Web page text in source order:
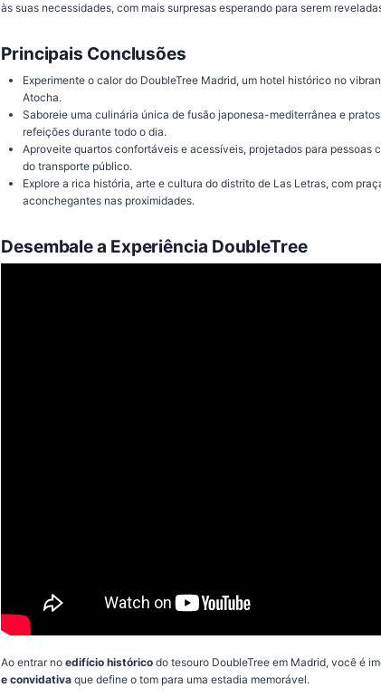
às suas necessidades, com mais surpresas esperando para serem
Principais Conclusões
Experimente o calor do DoubleTree Madrid, um hotel histórico no
Atocha.
Saboreie uma culinária única de fusão japonesa-mediterrânea e
refeições durante todo o dia.
Aproveite quartos confortáveis e acessíveis, projetados para
do transporte público.
Explore a rica história, arte e cultura do distrito de Las Letras, com
aconchegantes nas proximidades.
Desembale a Experiência DoubleTree
Ao entrar no edifício histórico do tesouro DoubleTree em Madrid, você é
e convidativa que define o tom para uma estadia memorável.